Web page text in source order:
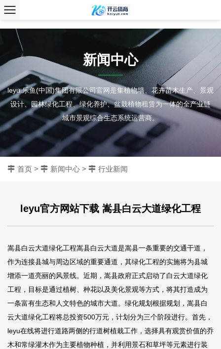
、
新闻中心
leyu.乐鱼(中国)集团有限公司官网是集植物墙、花卉苗木生产、景观
设计、园林绿化工程、绿化养护、盆栽植物租赁为一体的全产业链
城市景观综合生态系统运营商。
首页 > 新闻中心 > 行业新闻
leyu官方网站下载 嵩县白云大道绿化工程
嵩县白云大道绿化工程嵩县白云大道是嵩县一条重要的交通干道，
作为连接县城与周边区域的重要通道，其绿化工程的实施将为县城
增添一道亮丽的风景线。近期，嵩县政府正式启动了白云大道绿化
工程，目标是通过植树、种花以及美化景观等方式，将其打造成为
一条富有生态和人文特色的城市大道。绿化规划根据规划，嵩县白
云大道绿化工程将总投资500万元，计划分为三个阶段进行。首先，
leyu在线将进行道路两侧的行道树植栽工作，选择具有观赏价值的乔
木和常绿灌木作为主要植物种植，并利用景石和草坪等元素进行装